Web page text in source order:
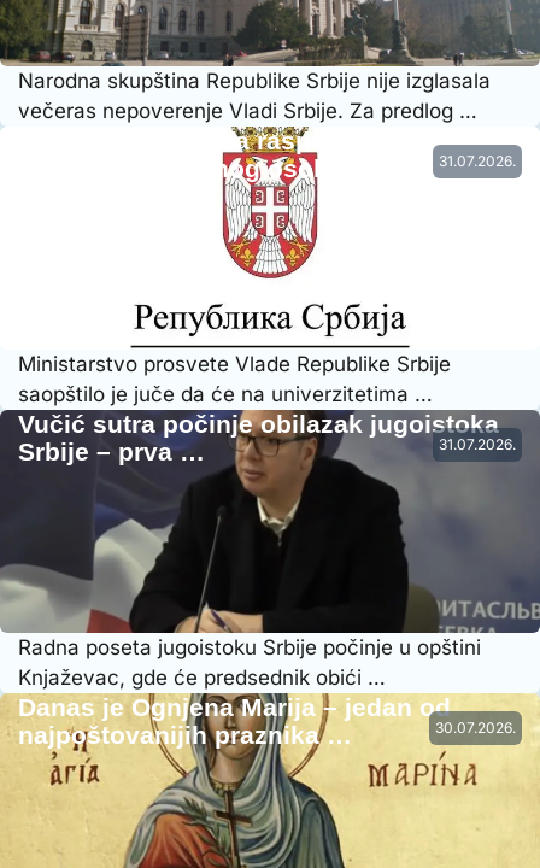
Narodna skupština Republike Srbije nije izglasala
večeras nepoverenje Vladi Srbije. Za predlog …
31.07.2026.
Vraćena prethodna raspodela radnog
vremena nastavnog osoblja…
Ministarstvo prosvete Vlade Republike Srbije
saopštilo je juče da će na univerzitetima …
31.07.2026.
Vučić sutra počinje obilazak jugoistoka
Srbije – prva …
Radna poseta jugoistoku Srbije počinje u opštini
Knjaževac, gde će predsednik obići …
30.07.2026.
Danas je Ognjena Marija – jedan od
najpoštovanijih praznika …